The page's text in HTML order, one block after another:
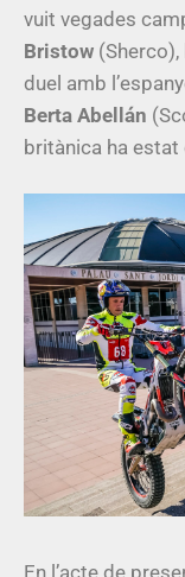
vuit vegades
Bristow
duel amb
Berta Abellán
britànica ha estat
En l’acte de